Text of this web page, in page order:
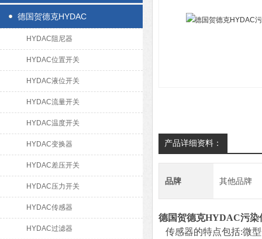
德国贺德克HYDAC
HYDAC阻尼器
HYDAC位置开关
HYDAC液位开关
HYDAC流量开关
HYDAC温度开关
HYDAC变换器
HYDAC差压开关
HYDAC压力开关
HYDAC传感器
HYDAC过滤器
产品详细资料：
品牌 其他品牌
德国贺德克HYDAC污染
传感器的特点包括:微